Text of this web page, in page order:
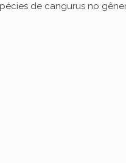
de cangurus no